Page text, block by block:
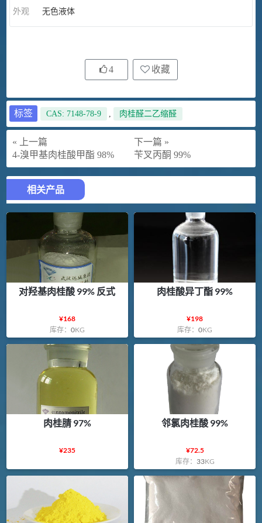
外观 无色液体
4 收藏
标签 CAS: 7148-78-9 , 肉桂醛二乙缩醛
« 上一篇
4-溴甲基肉桂酸甲酯 98%
下一篇 »
苄叉丙酮 99%
相关产品
对羟基肉桂酸 99% 反式
¥168
库存： 0KG
肉桂酸异丁酯 99%
¥198
库存：0KG
肉桂腈 97%
¥235
邻氯肉桂酸 99%
¥72.5
库存： 33KG